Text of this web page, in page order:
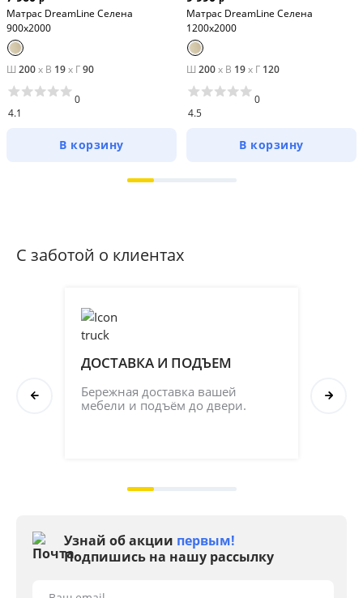
Матрас DreamLine Селена
900x2000
Ш 200x В 19x Г90
4.1
0
В корзину
Матрас DreamLine Селена
1200x2000
Ш 200x В 19x Г 120
4.5
0
В корзину
С заботой о клиентах
ДОСТАВКА И ПОДЪЕМ
Бережная доставка вашей
мебели и подъём до двери.
Узнай об акции первым!
Подпишись на нашу рассылку